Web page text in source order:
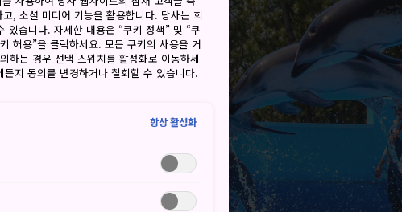
, 소셜 미디어 기능을 활용합니다. 당사는 회
있습니다. 자세한 내용은 “쿠키 정책” 및 “쿠
허용”을 클릭하세요. 모든 쿠키의 사용을 거
하는 경우 선택 스위치를 활성화로 이동하세
지 동의를 변경하거나 철회할 수 있습니다.
항상 활성화